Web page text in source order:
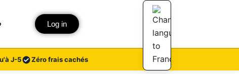
Log in
J-5 Zéro frais cachés